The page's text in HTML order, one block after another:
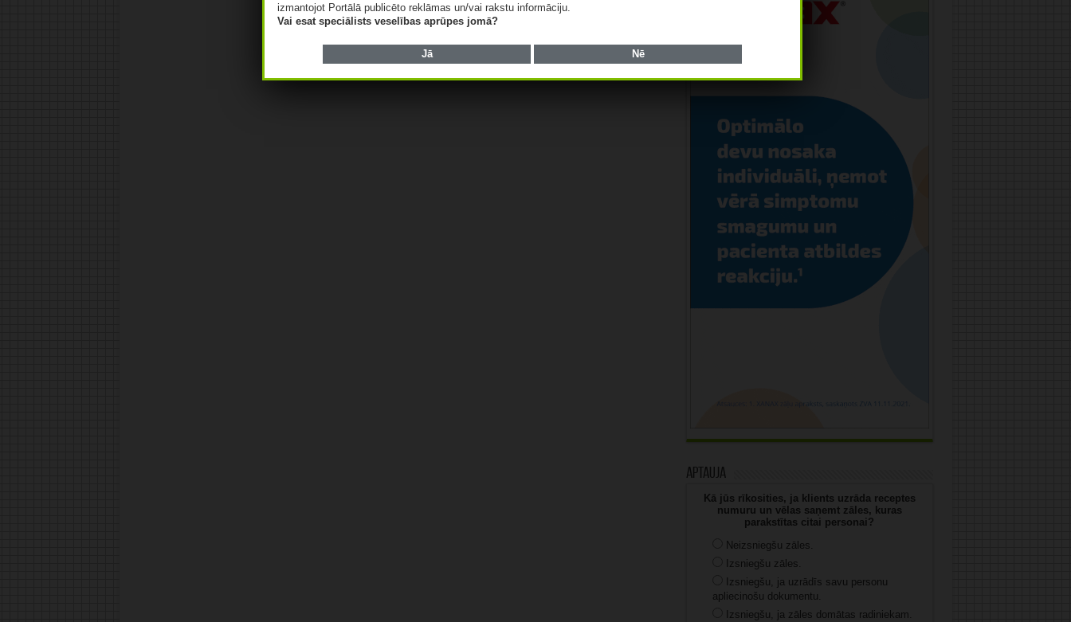
Aptauja
Kā jūs rīkosities, ja klients uzrāda receptes
numuru un vēlas saņemt zāles, kuras
parakstītas citai personai?
Neizsniegšu zāles.
Izsniegšu zāles.
Izsniegšu, ja uzrādīs savu personu
apliecinošu dokumentu.
Izsniegšu, ja zāles domātas radiniekam.
izmantojot Portālā publicēto reklāmas un/vai rakstu informāciju.
Vai esat speciālists veselības aprūpes jomā?
Jā Nē